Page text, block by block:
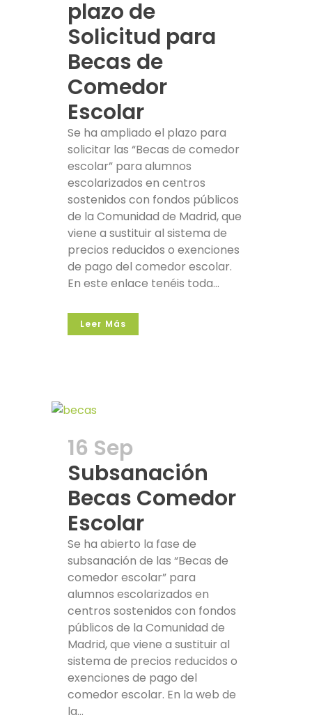
plazo de
Solicitud para
Becas de
Comedor
Escolar
Se ha ampliado el plazo para
solicitar las “Becas de comedor
escolar” para alumnos
escolarizados en centros
sostenidos con fondos públicos
de la Comunidad de Madrid, que
viene a sustituir al sistema de
precios reducidos o exenciones
de pago del comedor escolar.
En este enlace tenéis toda...
Leer Más
16 Sep
Subsanación
Becas Comedor
Escolar
Se ha abierto la fase de
subsanación de las “Becas de
comedor escolar” para
alumnos escolarizados en
centros sostenidos con fondos
públicos de la Comunidad de
Madrid, que viene a sustituir al
sistema de precios reducidos o
exenciones de pago del
comedor escolar. En la web de
la...